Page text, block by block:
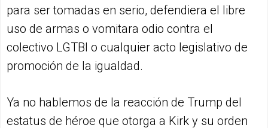
para ser tomadas en serio, defendiera el libre
uso de armas o vomitara odio contra el
colectivo LGTBI o cualquier acto legislativo de
promoción de la igualdad.
Ya no hablemos de la reacción de Trump del
estatus de héroe que otorga a Kirk y su orden